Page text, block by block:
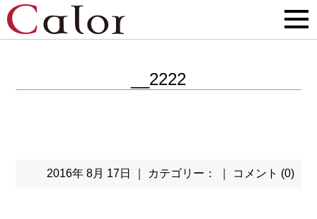
__2222
2016年 8月 17日 ｜ カテゴリー： ｜ コメント (0)